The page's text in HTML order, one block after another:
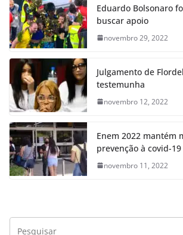
Eduardo Bolsonaro
buscar apoio
novembro 29, 2022
Julgamento de
testemunha
novembro 12, 2022
Enem 2022 mantém
prevenção à covid-19
novembro 11, 2022